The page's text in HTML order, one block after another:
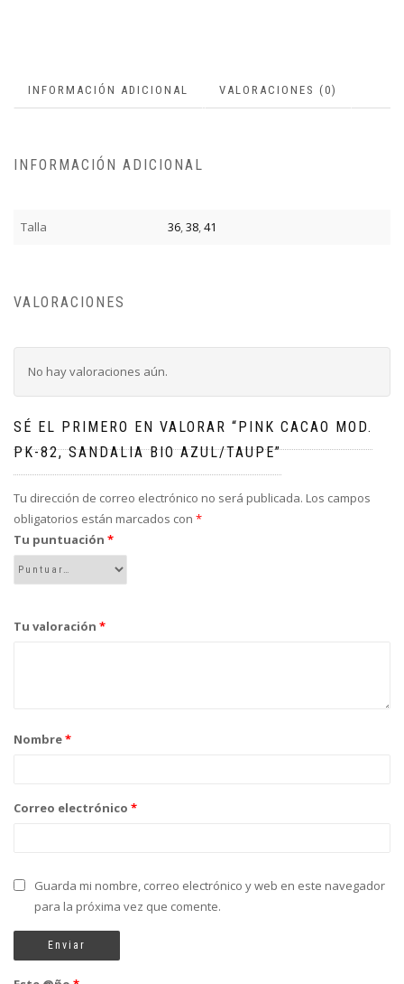
INFORMACIÓN ADICIONAL VALORACIONES (0)
INFORMACIÓN ADICIONAL
Talla 36,38,41
VALORACIONES
No hay valoraciones aún.
SÉ EL PRIMERO EN VALORAR “PINK CACAO MOD.
PK-82, SANDALIA BIO AZUL/TAUPE”
Tu dirección de correo electrónico no será publicada. Los campos
obligatorios están marcados con *
Tu puntuación *
Tu valoración *
Nombre*
Correo electrónico *
Guarda mi nombre, correo electrónico y web en este navegador
para la próxima vez que comente.